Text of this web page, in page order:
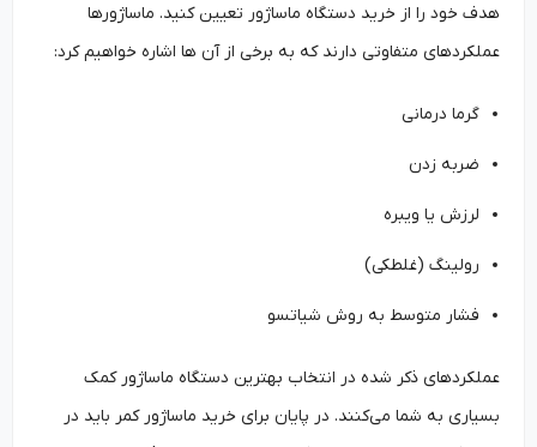
هدف خود را از خرید دستگاه ماساژور تعیین کنید. ماساژورها
عملکردهای متفاوتی دارند که به برخی از آن ها اشاره خواهیم کرد:
گرما درمانی
ضربه زدن
لرزش یا ویبره
رولینگ (غلطکی)
فشار متوسط به روش شیاتسو
عملکردهای ذکر شده در انتخاب بهترین دستگاه ماساژور کمک
بسیاری به شما می‌کنند. در پایان برای خرید ماساژور کمر باید در